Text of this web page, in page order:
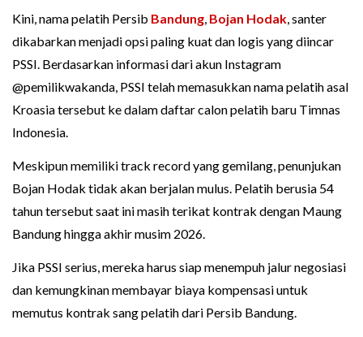
Kini, nama pelatih Persib Bandung, Bojan Hodak, santer
dikabarkan menjadi opsi paling kuat dan logis yang diincar
PSSI. Berdasarkan informasi dari akun Instagram
@pemilikwakanda, PSSI telah memasukkan nama pelatih asal
Kroasia tersebut ke dalam daftar calon pelatih baru Timnas
Indonesia.
Meskipun memiliki track record yang gemilang, penunjukan
Bojan Hodak tidak akan berjalan mulus. Pelatih berusia 54
tahun tersebut saat ini masih terikat kontrak dengan Maung
Bandung hingga akhir musim 2026.
Jika PSSI serius, mereka harus siap menempuh jalur negosiasi
dan kemungkinan membayar biaya kompensasi untuk
memutus kontrak sang pelatih dari Persib Bandung.